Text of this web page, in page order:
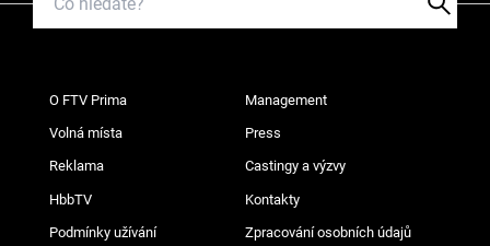
O FTV Prima Management
Volná místa Press
Reklama Castingy a výzvy
HbbTV Kontakty
Podmínky užívání Zpracování osobních údajů